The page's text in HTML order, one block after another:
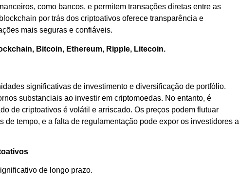
como bancos, e permitem transações diretas entre as
por trás dos criptoativos oferece transparência e
mais seguras e confiáveis.
Bitcoin, Ethereum, Ripple, Litecoin.
significativas de investimento e diversificação de portfólio.
substanciais ao investir em criptomoedas. No entanto, é
de criptoativos é volátil e arriscado. Os preços podem flutuar
de tempo, e a falta de regulamentação pode expor os investidores a
de longo prazo.